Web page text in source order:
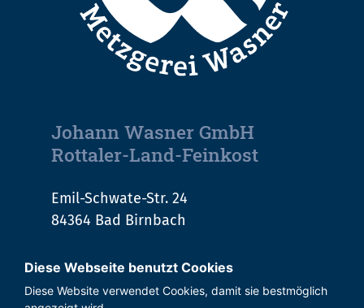
Johann Wasner GmbH
Rottaler-Land-Feinkost
Emil-Schwate-Str. 24
84364 Bad Birnbach
Tel.:+49 (0) 8563 293-0
E-Mail:info@metzgereiwasner.de
Diese Webseite benutzt Cookies
Diese Website verwendet Cookies, damit sie bestmöglich